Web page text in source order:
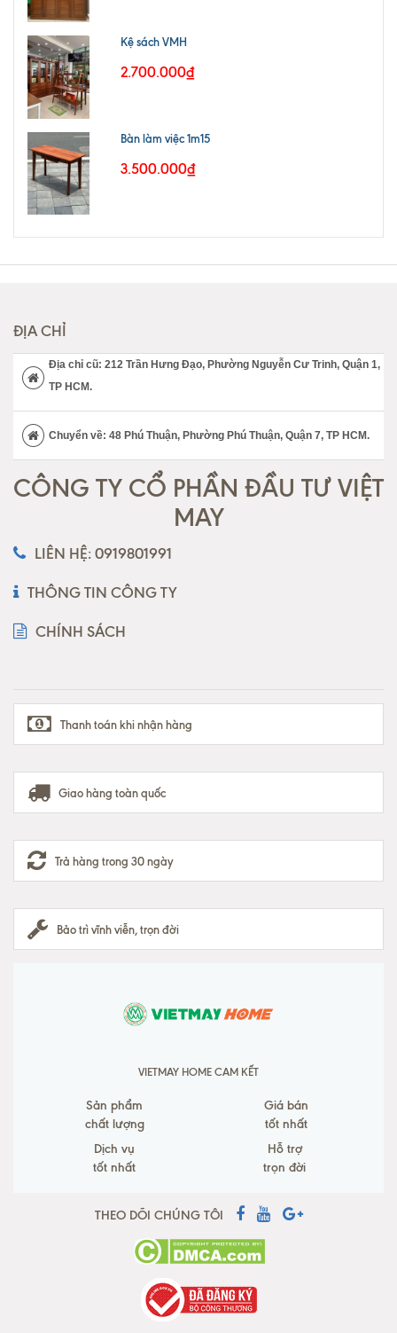
Kệ sách VMH
2.700.000₫
Bàn làm việc 1m15
3.500.000₫
ĐỊA CHỈ
Địa chỉ cũ: 212 Trần Hưng Đạo, Phường Nguyễn Cư Trinh, Quận 1,
TP HCM.
Chuyển về: 48 Phú Thuận, Phường Phú Thuận, Quận 7, TP HCM.
CÔNG TY CỔ PHẦN ĐẦU TƯ VIỆT
MAY
LIÊN HỆ: 0919801991
THÔNG TIN CÔNG TY
CHÍNH SÁCH
Thanh toán khi nhận hàng
Giao hàng toàn quốc
Trả hàng trong 30 ngày
Bảo trì vĩnh viễn, trọn đời
VIETMAY HOME CAM KẾT
Sản phẩm
chất lượng
Giá bán
tốt nhất
Dịch vụ
tốt nhất
Hỗ trợ
trọn đời
THEO DÕI CHÚNG TÔI